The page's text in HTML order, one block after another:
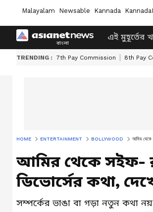
Malayalam Newsable Kannada
এই মুহূর্তের
TRENDING : 7th Pay Commission 8th Pay
HOME ENTERTAINMENT BOLLYWOOD আমির থেকে
আমির থেকে সইফ-
ডিভোর্সের কথা,
সম্পর্কের ভাঙা বা গড়া নতুন কথা